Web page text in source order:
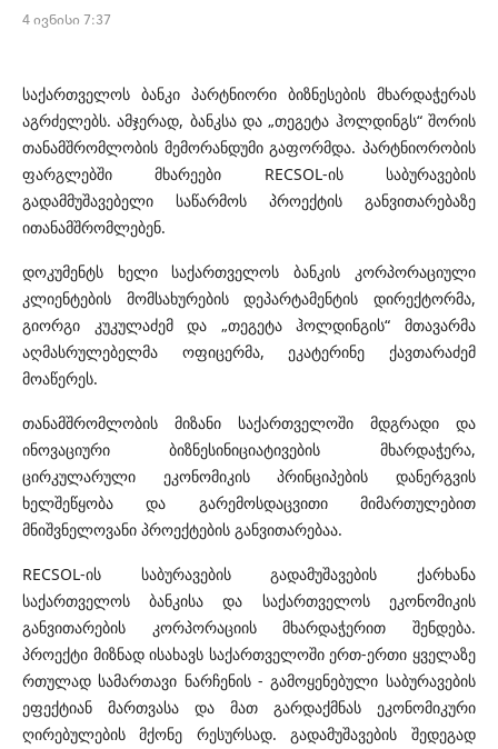
4 ივნისი 7:37
საქართველოს ბანკი პარტნიორი ბიზნესების მხარდაჭერას
აგრძელებს. ამჯერად, ბანკსა და „თეგეტა ჰოლდინგს“ შორის
თანამშრომლობის მემორანდუმი გაფორმდა. პარტნიორობის
ფარგლებში მხარეები RECSOL-ის საბურავების
გადამმუშავებელი საწარმოს პროექტის განვითარებაზე
ითანამშრომლებენ.
დოკუმენტს ხელი საქართველოს ბანკის კორპორაციული
კლიენტების მომსახურების დეპარტამენტის დირექტორმა,
გიორგი კუკულაძემ და „თეგეტა ჰოლდინგის“ მთავარმა
აღმასრულებელმა ოფიცერმა, ეკატერინე ქავთარაძემ
მოაწერეს.
თანამშრომლობის მიზანი საქართველოში მდგრადი და
ინოვაციური ბიზნესინიციატივების მხარდაჭერა,
ცირკულარული ეკონომიკის პრინციპების დანერგვის
ხელშეწყობა და გარემოსდაცვითი მიმართულებით
მნიშვნელოვანი პროექტების განვითარებაა.
RECSOL-ის საბურავების გადამუშავების ქარხანა
საქართველოს ბანკისა და საქართველოს ეკონომიკის
განვითარების კორპორაციის მხარდაჭერით შენდება.
პროექტი მიზნად ისახავს საქართველოში ერთ-ერთი ყველაზე
რთულად სამართავი ნარჩენის - გამოყენებული საბურავების
ეფექტიან მართვასა და მათ გარდაქმნას ეკონომიკური
ღირებულების მქონე რესურსად. გადამუშავების შედეგად